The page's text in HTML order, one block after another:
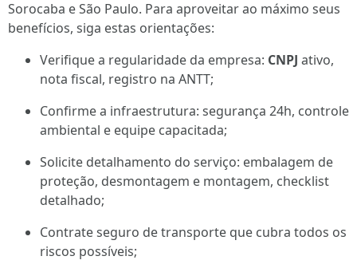
Sorocaba e São Paulo. Para aproveitar ao máximo seus
benefícios, siga estas orientações:
Verifique a regularidade da empresa: CNPJ ativo,
nota fiscal, registro na ANTT;
Confirme a infraestrutura: segurança 24h, controle
ambiental e equipe capacitada;
Solicite detalhamento do serviço: embalagem de
proteção, desmontagem e montagem, checklist
detalhado;
Contrate seguro de transporte que cubra todos os
riscos possíveis;